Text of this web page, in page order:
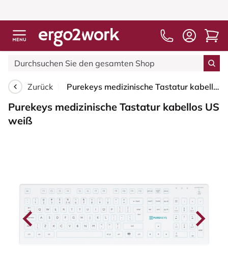
Zurück Purekeys medizinische Tastatur kabellos US weiß
Purekeys medizinische Tastatur kabellos US
weiß